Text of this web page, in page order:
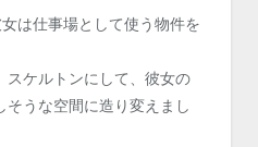
は仕事場として使う物件を
スケルトンにして、彼女の
うな空間に造り変えまし